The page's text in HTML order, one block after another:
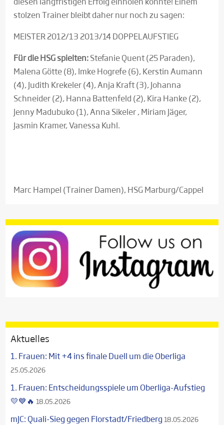
stolzen Trainer bleibt daher nur noch zu sagen:
MEISTER 2012/13 2013/14 DOPPELAUFSTIEG
Für die HSG spielten:Stefanie Quent (25 Paraden),
Malena Götte (8), Imke Hogrefe (6), Kerstin Aumann
(4), Judith Krekeler (4), Anja Kraft (3), Johanna
Schneider (2), Hanna Battenfeld (2), Kira Hanke (2),
Jenny Madubuko (1), Anna Sikeler , Miriam Jäger,
Jasmin Kramer, Vanessa Kuhl.
Marc Hampel (Trainer Damen), HSG Marburg/Cappel
Aktuelles
1. Frauen: Mit +4 ins finale Duell um die Oberliga
25.05.2026
1. Frauen: Entscheidungsspiele um Oberliga-Aufstieg
💛💙🔥 18.05.2026
mJC: Quali-Sieg gegen Florstadt/Friedberg 18.05.2026